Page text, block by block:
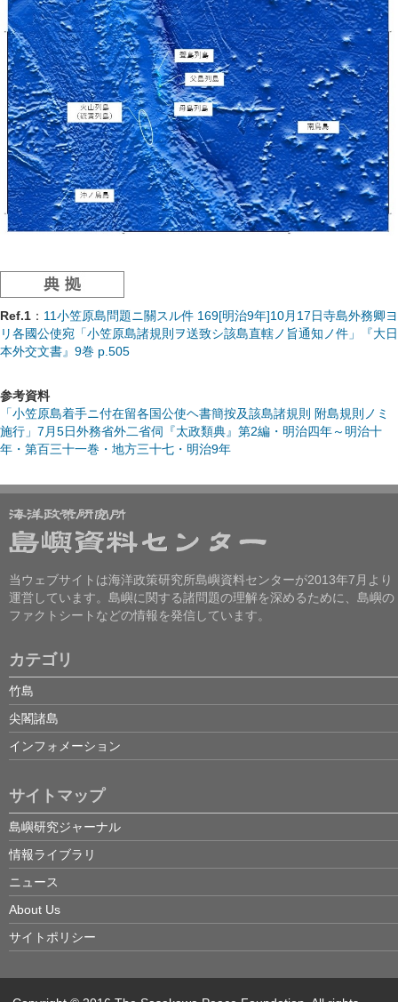
Ref.1 ： 11小笠原島問題ニ關スル件 169[明治9年]10月17日寺島外務卿ヨ
リ各國公使宛「小笠原島諸規則ヲ送致シ該島直轄ノ旨通知ノ件」『大日
本外交文書』9巻 p.505
参考資料
「小笠原島着手ニ付在留各国公使ヘ書簡按及該島諸規則 附島規則ノミ
施行」7月5日外務省外二省伺『太政類典』第2編・明治四年～明治十
年・第百三十一巻・地方三十七・明治9年
当ウェブサイトは海洋政策研究所島嶼資料センターが2013年7月より
運営しています。島嶼に関する諸問題の理解を深めるために、島嶼の
ファクトシートなどの情報を発信しています。
カテゴリ
竹島
尖閣諸島
インフォメーション
サイトマップ
島嶼研究ジャーナル
情報ライブラリ
ニュース
About Us
サイトポリシー